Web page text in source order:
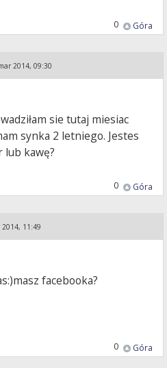
Góra
0
2014, 09:30
sie tutaj miesiac
synka 2 letniego. Jestes
lub kawę?
Góra
0
11:49
facebooka?
Góra
0